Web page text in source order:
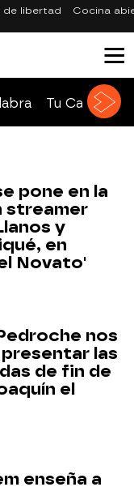
de libertad Cocina
Tu Cara Me
pone en la
streamer
y
en
Novato'
nos
las
de fin de
el
enseña a